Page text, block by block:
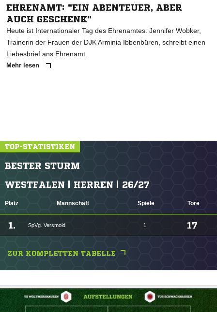
EHRENAMT: "EIN ABENTEUER, ABER
AUCH GESCHENK"
Heute ist Internationaler Tag des Ehrenamtes. Jennifer Wobker,
Trainerin der Frauen der DJK Arminia Ibbenbüren, schreibt einen
Liebesbrief ans Ehrenamt.
Mehr lesen
TOP-STATISTIKEN
BESTER STURM
WESTFALEN | HERREN | 26/27
Platz Mannschaft Spiele Tore
1. SpVg. Versmold 1 17
ZUR KOMPLETTEN TABELLE